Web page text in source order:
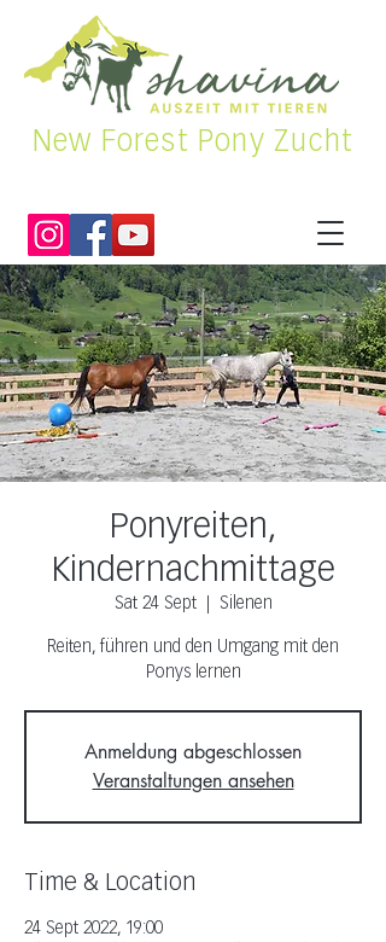
New Forest Pony Zucht
Ponyreiten,
Kindernachmittage
Sat 24 Sept
  |
Silenen
Reiten, führen und den Umgang mit den
Ponys lernen
Anmeldung abgeschlossen
Veranstaltungen ansehen
Time & Location
24 Sept 2022, 19:00